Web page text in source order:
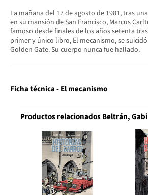
La mañana del 17 de agosto de 1981, tras
en su mansión de San Francisco, Marcus
famoso desde finales de los años setenta
primer y único libro, El mecanismo, se
Golden Gate. Su cuerpo nunca fue hallado.
Ficha técnica - El mecanismo
Productos relacionados Beltrán, Gabi